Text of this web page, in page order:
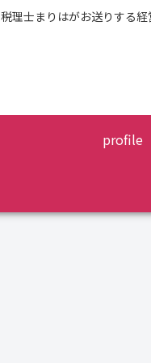
税理士まりはがお送りする
profile